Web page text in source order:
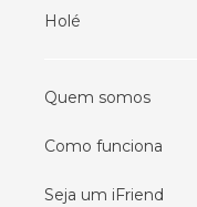
Holé
Quem somos
Como funciona
Seja um iFriend